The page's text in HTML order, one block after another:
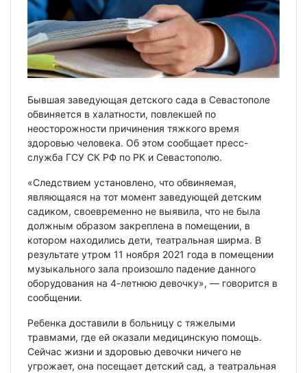
Бывшая заведующая детского сада в Севастополе
обвиняется в халатности, повлекшей по
неосторожности причинения тяжкого время
здоровью человека. Об этом сообщает пресс-
служба ГСУ СК РФ по РК и Севастополю.
«Следствием установлено, что обвиняемая,
являющаяся на тот момент заведующей детским
садиком, своевременно не выявила, что не была
должным образом закреплена в помещении, в
котором находились дети, театральная ширма. В
результате утром 11 ноября 2021 года в помещении
музыкального зала произошло падение данного
оборудования на 4-летнюю девочку», — говорится в
сообщении.
Ребенка доставили в больницу с тяжелыми
травмами, где ей оказали медицинскую помощь.
Сейчас жизни и здоровью девочки ничего не
угрожает, она посещает детский сад, а театральная